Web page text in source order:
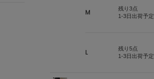
M
残り3点
1-3日出荷予定
L
残り5点
1-3日出荷予定